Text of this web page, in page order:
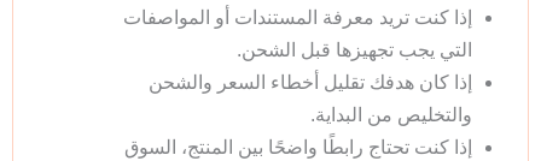
إذا كنت تريد معرفة المستندات أو المواصفات
التي يجب تجهيزها قبل الشحن.
إذا كان هدفك تقليل أخطاء السعر والشحن
والتخليص من البداية.
إذا كنت تحتاج رابطًا واضحًا بين المنتج، السوق